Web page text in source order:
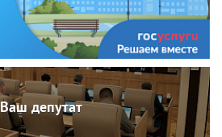
Ваш депутат